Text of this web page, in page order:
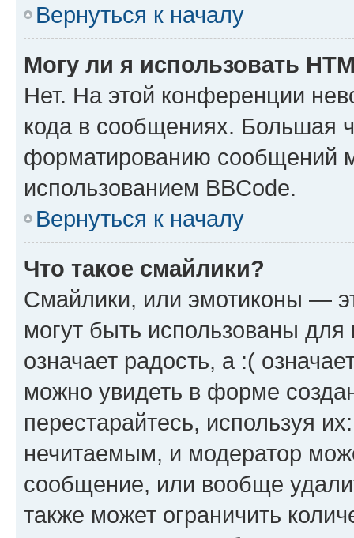
Вернуться к началу
Могу ли я использовать
Нет. На этой конференции
кода в сообщениях. Большая
форматированию сообщений
использованием BBCode.
Вернуться к началу
Что такое смайлики?
Смайлики, или эмотиконы —
могут быть использованы
означает радость, а :(
можно увидеть в форме
перестарайтесь, используя
нечитаемым, и модератор
сообщение, или вообще
также может ограничить